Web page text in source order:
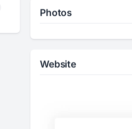
Photos
Website